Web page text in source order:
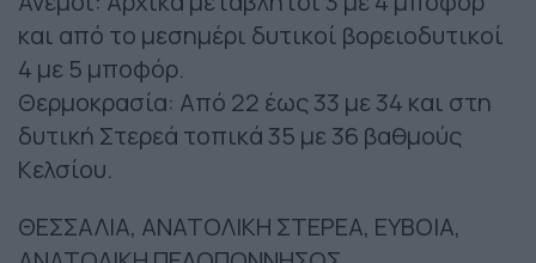
και από το μεσημέρι δυτικοί βορειοδυτικοί
4 με 5 μποφόρ.
Θερμοκρασία: Από 22 έως 33 με 34 και στη
δυτική Στερεά τοπικά 35 με 36 βαθμούς
Κελσίου.
ΘΕΣΣΑΛΙΑ, ΑΝΑΤΟΛΙΚΗ ΣΤΕΡΕΑ, ΕΥΒΟΙΑ,